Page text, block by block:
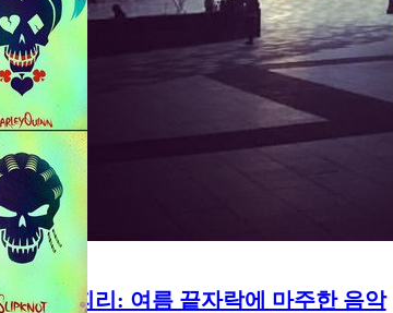
] 밤에 피리: 여름 끝자락에 마주한 음악